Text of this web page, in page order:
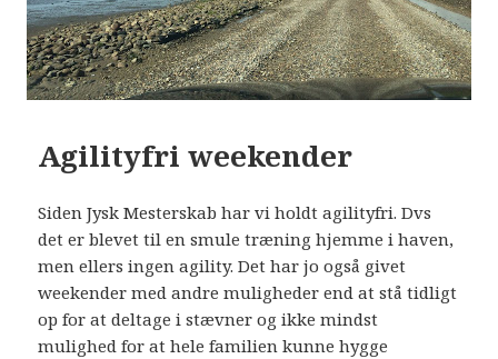
Agilityfri weekender
Siden Jysk Mesterskab har vi holdt agilityfri. Dvs
det er blevet til en smule træning hjemme i haven,
men ellers ingen agility. Det har jo også givet
weekender med andre muligheder end at stå tidligt
op for at deltage i stævner og ikke mindst
mulighed for at hele familien kunne hygge